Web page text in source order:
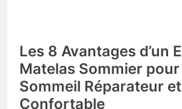
Les 8 Avantages d’un
Matelas Sommier pour
Sommeil Réparateur et
Confortable